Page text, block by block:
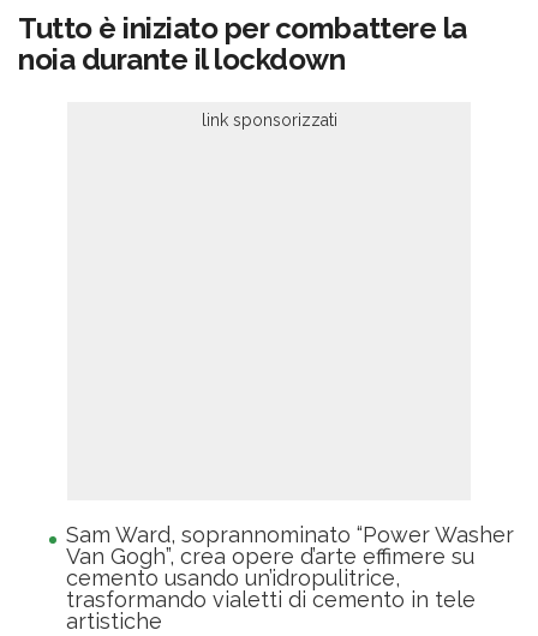
Tutto è iniziato per combattere la
noia durante il lockdown
Sam Ward, soprannominato “Power Washer
Van Gogh”, crea opere d’arte effimere su
cemento usando un’idropulitrice,
trasformando vialetti di cemento in tele
artistiche